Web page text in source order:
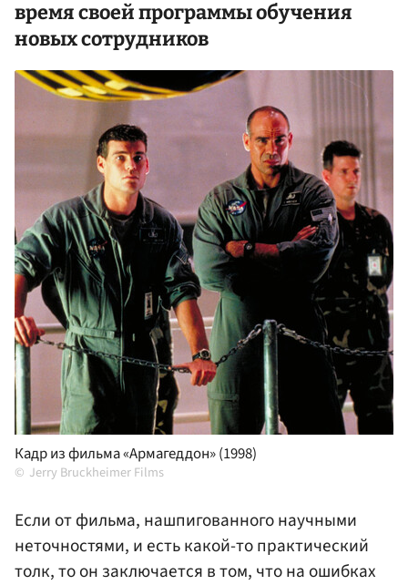
время своей программы обучения
новых сотрудников
Кадр из фильма «Армагеддон» (1998)
Jerry Bruckheimer Films
Если от фильма, нашпигованного научными
неточностями, и есть какой-то практический
толк, то он заключается в том, что на ошибках